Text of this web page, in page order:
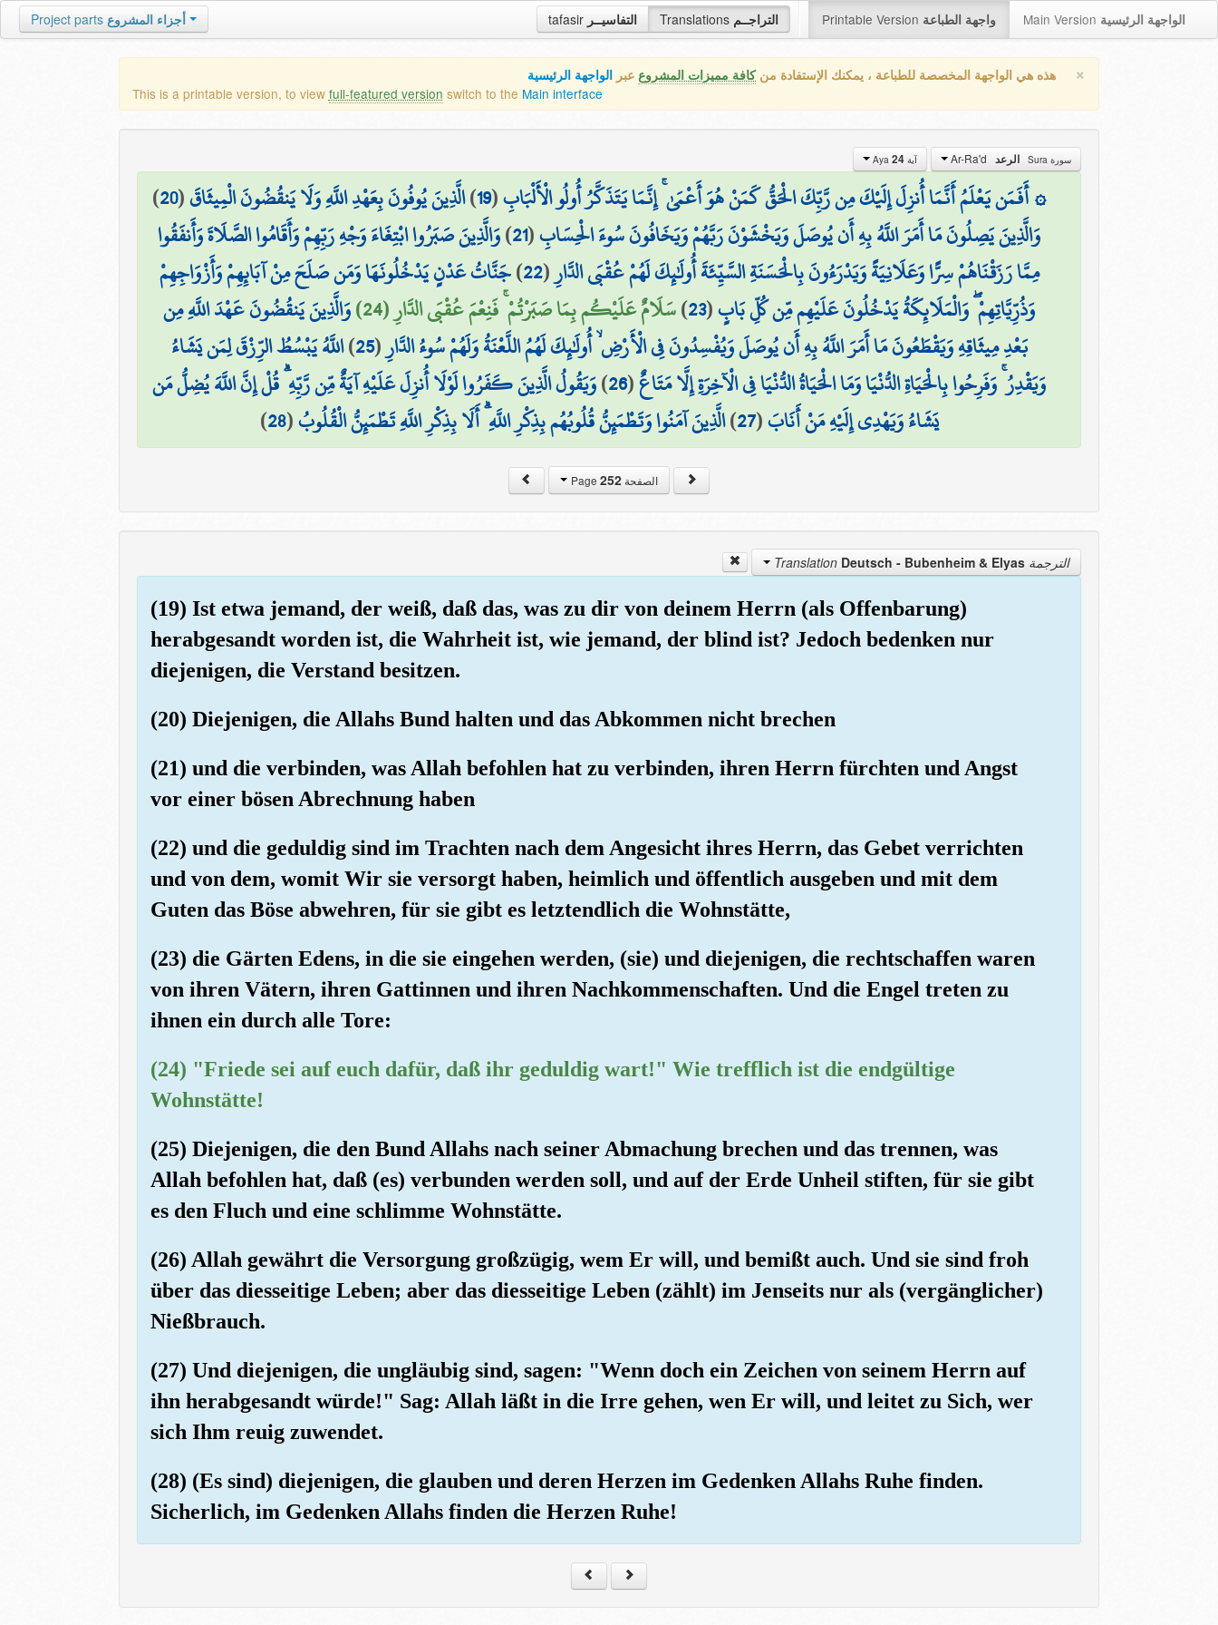
tafasir التفاسيــر Translations التراجــم Printable Version واجهة الطباعة Main Version الواجهة الرئيسية Project parts أجزاء المشروع
× هذه هي الواجهة المخصصة للطباعة ، يمكنك الإستفادة منكافة مميزات المشروع عبر الواجهة الرئيسية
This is a printable version, to view full-featured version switch to the Main interface
سورة Sura الرعد آية Aya 24
۞ أَفَمَن يَعْلَمُ أَنَّمَا أُنزِلَ إِلَيْكَ مِن رَّبِّكَ الْحَقُّ كَمَنْ هُوَ أَعْمَىٰ ۚ إِنَّمَا يَتَذَكَّرُ أُولُو الْأَلْبَابِ(
19
)الَّذِينَ يُوفُونَ بِعَهْدِ اللَّهِ وَلَا يَنقُضُونَ الْمِيثَاقَ(
20
)
وَالَّذِينَ يَصِلُونَ مَا أَمَرَ اللَّهُ بِهِ أَن يُوصَلَ وَيَخْشَوْنَ رَبَّهُمْ وَيَخَافُونَ سُوءَ الْحِسَابِ(
21
)وَالَّذِينَ صَبَرُوا ابْتِغَاءَ وَجْهِ رَبِّهِمْ وَأَقَامُوا الصَّلَاةَ وَأَنفَقُوا
مِمَّا رَزَقْنَاهُمْ سِرًّا وَعَلَانِيَةً وَيَدْرَءُونَ بِالْحَسَنَةِ السَّيِّئَةَ أُولَٰئِكَ لَهُمْ عُقْبَى الدَّارِ(
22
)جَنَّاتُ عَدْنٍ يَدْخُلُونَهَا وَمَن صَلَحَ مِنْ آبَائِهِمْ وَأَزْوَاجِهِمْ
وَذُرِّيَّاتِهِمْ ۖ وَالْمَلَائِكَةُ يَدْخُلُونَ عَلَيْهِم مِّن كُلِّ بَابٍ(
23
)سَلَامٌ عَلَيْكُم بِمَا صَبَرْتُمْ ۚ فَنِعْمَ عُقْبَى الدَّارِ (24)
وَالَّذِينَ يَنقُضُونَ عَهْدَ اللَّهِ مِن
بَعْدِ مِيثَاقِهِ وَيَقْطَعُونَ مَا أَمَرَ اللَّهُ بِهِ أَن يُوصَلَ وَيُفْسِدُونَ فِي الْأَرْضِ ۙ أُولَٰئِكَ لَهُمُ اللَّعْنَةُ وَلَهُمْ سُوءُ الدَّارِ(
25
)اللَّهُ يَبْسُطُ الرِّزْقَ لِمَن يَشَاءُ
وَيَقْدِرُ ۚ وَفَرِحُوا بِالْحَيَاةِ الدُّنْيَا وَمَا الْحَيَاةُ الدُّنْيَا فِي الْآخِرَةِ إِلَّا مَتَاعٌ(
26
)وَيَقُولُ الَّذِينَ كَفَرُوا لَوْلَا أُنزِلَ عَلَيْهِ آيَةٌ مِّن رَّبِّهِ ۗ قُلْ إِنَّ اللَّهَ يُضِلُّ مَن
يَشَاءُ وَيَهْدِي إِلَيْهِ مَنْ أَنَابَ(
27
)الَّذِينَ آمَنُوا وَتَطْمَئِنُّ قُلُوبُهُم بِذِكْرِ اللَّهِ ۗ أَلَا بِذِكْرِ اللَّهِ تَطْمَئِنُّ الْقُلُوبُ(
28
)
الصفحة Page252
الترجمة Translation Deutsch - Bubenheim & Elyas
(19) Ist etwa jemand, der weiß, daß das, was zu dir von deinem Herrn (als Offenbarung)
herabgesandt worden ist, die Wahrheit ist, wie jemand, der blind ist? Jedoch bedenken nur
diejenigen, die Verstand besitzen.
(20) Diejenigen, die Allahs Bund halten und das Abkommen nicht brechen
(21) und die verbinden, was Allah befohlen hat zu verbinden, ihren Herrn fürchten und Angst
vor einer bösen Abrechnung haben
(22) und die geduldig sind im Trachten nach dem Angesicht ihres Herrn, das Gebet verrichten
und von dem, womit Wir sie versorgt haben, heimlich und öffentlich ausgeben und mit dem
Guten das Böse abwehren, für sie gibt es letztendlich die Wohnstätte,
(23) die Gärten Edens, in die sie eingehen werden, (sie) und diejenigen, die rechtschaffen waren
von ihren Vätern, ihren Gattinnen und ihren Nachkommenschaften. Und die Engel treten zu
ihnen ein durch alle Tore:
(24) "Friede sei auf euch dafür, daß ihr geduldig wart!" Wie trefflich ist die endgültige
Wohnstätte!
(25) Diejenigen, die den Bund Allahs nach seiner Abmachung brechen und das trennen, was
Allah befohlen hat, daß (es) verbunden werden soll, und auf der Erde Unheil stiften, für sie gibt
es den Fluch und eine schlimme Wohnstätte.
(26) Allah gewährt die Versorgung großzügig, wem Er will, und bemißt auch. Und sie sind froh
über das diesseitige Leben; aber das diesseitige Leben (zählt) im Jenseits nur als (vergänglicher)
Nießbrauch.
(27) Und diejenigen, die ungläubig sind, sagen: "Wenn doch ein Zeichen von seinem Herrn auf
ihn herabgesandt würde!" Sag: Allah läßt in die Irre gehen, wen Er will, und leitet zu Sich, wer
sich Ihm reuig zuwendet.
(28) (Es sind) diejenigen, die glauben und deren Herzen im Gedenken Allahs Ruhe finden.
Sicherlich, im Gedenken Allahs finden die Herzen Ruhe!